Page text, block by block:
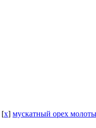
[x] мускатный орех